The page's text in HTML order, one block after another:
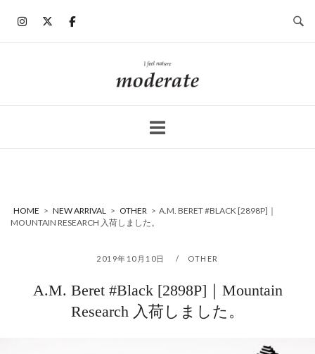
ホ
ー
HOME > NEW ARRIVAL > OTHER > A.M. BERET #BLACK [2898P]｜
MOUNTAIN RESEARCH 入荷しました。
2019年10月10日 OTHER
A.M. Beret #Black [2898P]｜Mountain
Research 入荷しました。